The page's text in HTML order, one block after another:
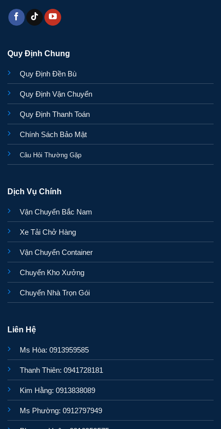
Quy Định Chung
Quy Định Đền Bù
Quy Định Vận Chuyển
Quy Định Thanh Toán
Chính Sách Bảo Mật
Câu Hỏi Thường Gặp
Dịch Vụ Chính
Vận Chuyển Bắc Nam
Xe Tải Chở Hàng
Vận Chuyển Container
Chuyển Kho Xưởng
Chuyển Nhà Trọn Gói
Liên Hệ
Ms Hòa: 0913959585
Thanh Thiên: 0941728181
Kim Hằng: 0913838089
Ms Phường: 0912797949